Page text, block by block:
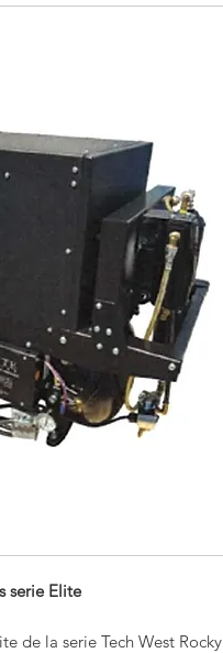
serie Elite
de la serie Tech West Rocky